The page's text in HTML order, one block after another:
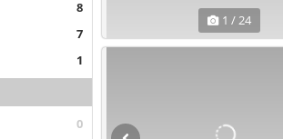
8
7
1
0
1 / 24